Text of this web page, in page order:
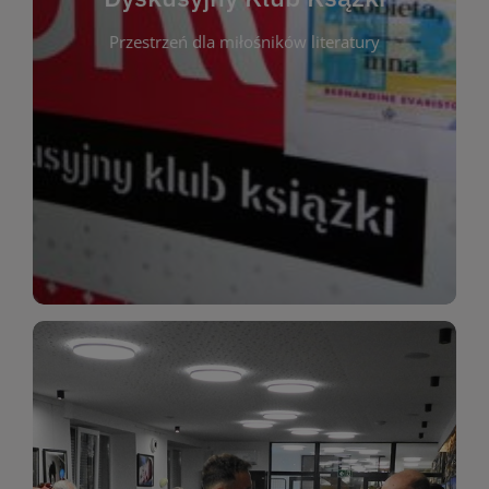
Przestrzeń dla miłośników literatury
Dyskusyjny Klub Ksążki
Dyskusyjny Klub Książki to przestrzeń dla
miłośników literatury, którzy lubią dzielić się
opiniami i emocjami po lekturze. Spotykamy się
regularnie, by rozmawiać o wybranych tytułach z
różnych gatunków literackich. Każde spotkanie to
okazja do inspirującej dyskusji, wymiany
miłośników estetycznych doznań!
WIĘCEJ